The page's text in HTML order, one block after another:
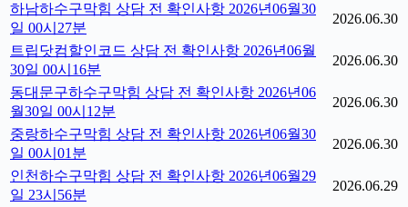
하남하수구막힘 상담 전 확인사항 2026년06월30
일 00시27분
2026.06.30
트립닷컴할인코드 상담 전 확인사항 2026년06월
30일 00시16분
2026.06.30
동대문구하수구막힘 상담 전 확인사항 2026년06
월30일 00시12분
2026.06.30
중랑하수구막힘 상담 전 확인사항 2026년06월30
일 00시01분
2026.06.30
인천하수구막힘 상담 전 확인사항 2026년06월29
일 23시56분
2026.06.29